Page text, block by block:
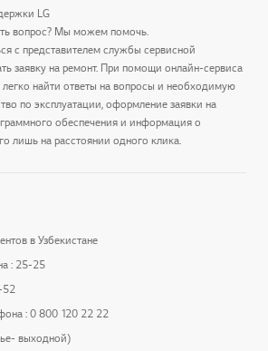
LG
вопрос? Мы можем помочь.
с представителем службы сервисной
заявку на ремонт. При помощи онлайн-сервиса
найти ответы на вопросы и необходимую
по эксплуатации, оформление заявки на
обеспечения и информация о
лишь на расстоянии одного клика.
в Узбекистане
: 25-25
52
: 0 800 120 22 22
выходной)